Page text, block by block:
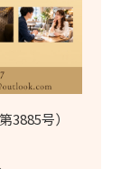
3885号）